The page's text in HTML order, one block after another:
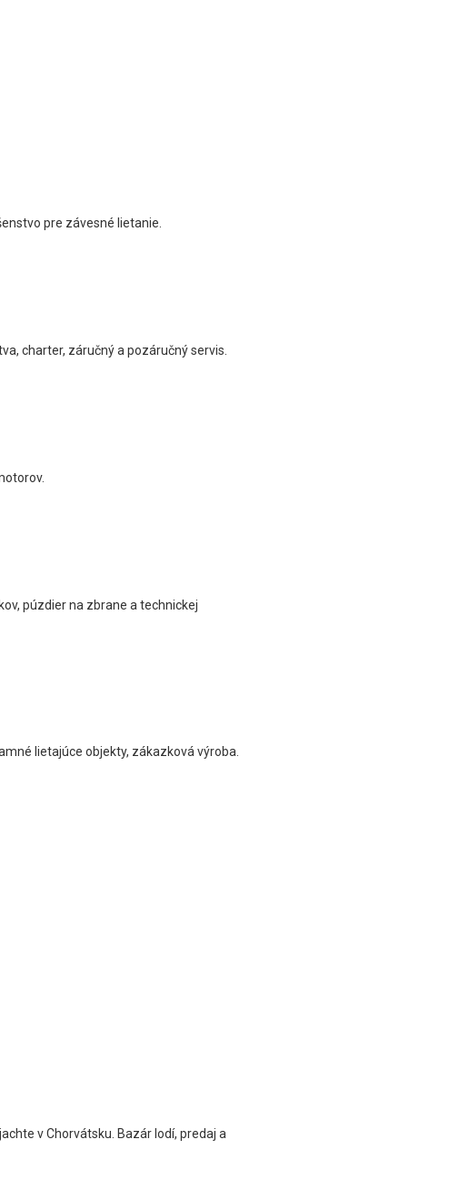
pre závesné lietanie.
charter, záručný a pozáručný servis.
púzdier na zbrane a technickej
lietajúce objekty, zákazková výroba.
v Chorvátsku. Bazár lodí, predaj a